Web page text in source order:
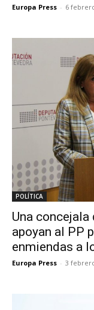
Europa Press - 6
POLÍTICA
Una concejala
apoyan al PP
enmiendas a
Europa Press - 3